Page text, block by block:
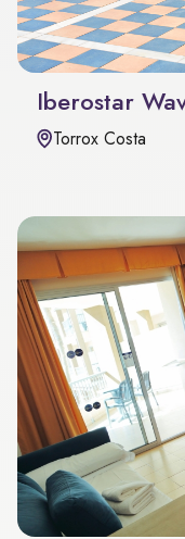
Iberostar
Torrox Costa